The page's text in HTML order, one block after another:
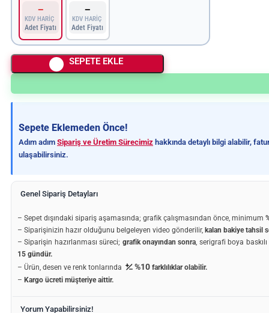
—
KDV HARİÇ
Adet Fiyatı
—
KDV HARİÇ
Adet Fiyatı
SEPETE EKLE
Sepete Eklemeden Önce!
Adım adım Sipariş ve Üretim Sürecimiz hakkında detaylı bilgi alabilir,
ulaşabilirsiniz.
Genel Sipariş Detayları
– Sepet dışındaki sipariş aşamasında; grafik çalışmasından önce, minimum
– Siparişinizin hazır olduğunu belgeleyen video gönderilir, kalan bakiye tahsil
– Siparişin hazırlanması süreci; grafik onayından sonra, serigrafi boya
15 gündür.
– Ürün, desen ve renk tonlarında
%10 farklılıklar olabilir.
– Kargo ücreti müşteriye aittir.
Yorum Yapabilirsiniz!